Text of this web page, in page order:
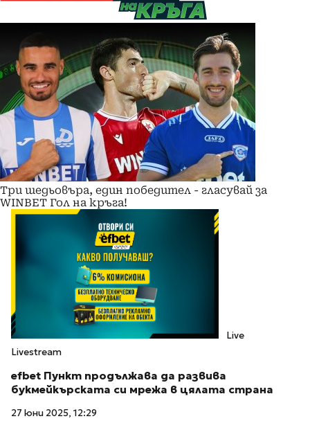
Три шедьовъра, един победител - гласувай за
WINBET Гол на кръга!
Live
Livestream
efbet Пункт продължава да развива
букмейкърската си мрежа в цялата страна
27 юни 2025, 12:29